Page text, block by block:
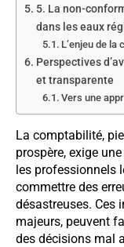
5. La non-
dans les eaux
L’enjeu de la
Perspectives
et transparente
Vers une
La comptabilité,
prospère, exige
les professionnels
commettre des
désastreuses. Ces
majeurs, peuvent
des décisions mal